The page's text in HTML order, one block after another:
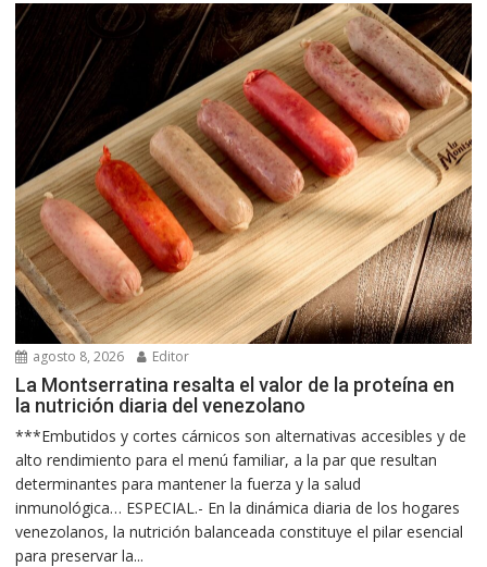
agosto 8, 2026 Editor
La Montserratina resalta el valor de la proteína en
la nutrición diaria del venezolano
***Embutidos y cortes cárnicos son alternativas accesibles y de
alto rendimiento para el menú familiar, a la par que resultan
determinantes para mantener la fuerza y la salud
inmunológica… ESPECIAL.- En la dinámica diaria de los hogares
venezolanos, la nutrición balanceada constituye el pilar esencial
para preservar la...